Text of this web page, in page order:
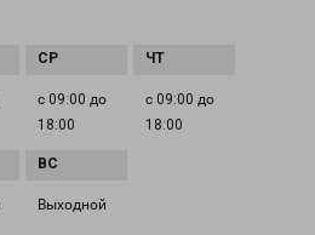
с 09:00 до
18:00
с 09:00 до
18:00
Выходной